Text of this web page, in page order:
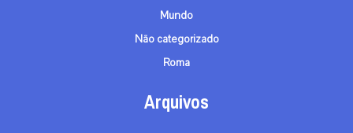
Mundo
Não categorizado
Roma
Arquivos